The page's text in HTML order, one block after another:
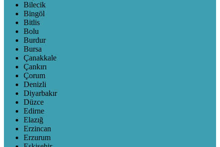
Bilecik
Bingöl
Bitlis
Bolu
Burdur
Bursa
Çanakkale
Çankırı
Çorum
Denizli
Diyarbakır
Düzce
Edirne
Elazığ
Erzincan
Erzurum